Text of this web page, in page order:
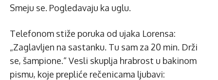
Smeju se. Pogledavaju ka uglu.
Telefonom stiže poruka od ujaka Lorensa:
„Zaglavljen na sastanku. Tu sam za 20 min. Drži
se, šampione.“ Vesli skuplja hrabrost u bakinom
pismu, koje prepliće rečenicama ljubavi: